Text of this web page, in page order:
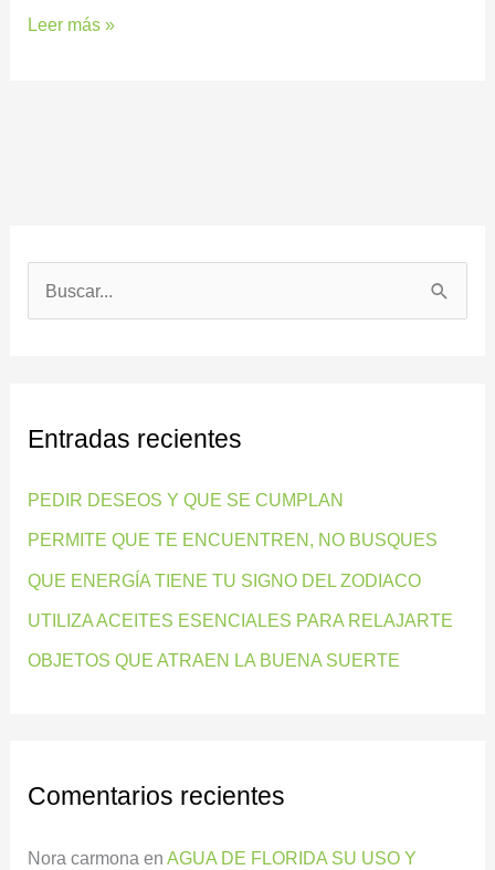
Leer más »
a
p
o
r
:
Entradas recientes
PEDIR DESEOS Y QUE SE CUMPLAN
PERMITE QUE TE ENCUENTREN, NO BUSQUES
QUE ENERGÍA TIENE TU SIGNO DEL ZODIACO
UTILIZA ACEITES ESENCIALES PARA RELAJARTE
OBJETOS QUE ATRAEN LA BUENA SUERTE
Comentarios recientes
Nora carmona enAGUA DE FLORIDA SU USO Y